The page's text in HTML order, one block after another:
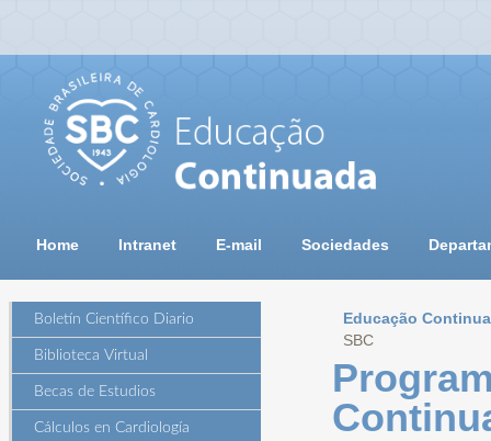
Home Intranet E-mail Sociedades
Boletín Científico Diario
Biblioteca Virtual
Becas de Estudios
Cálculos en Cardiología
Educação
SBC